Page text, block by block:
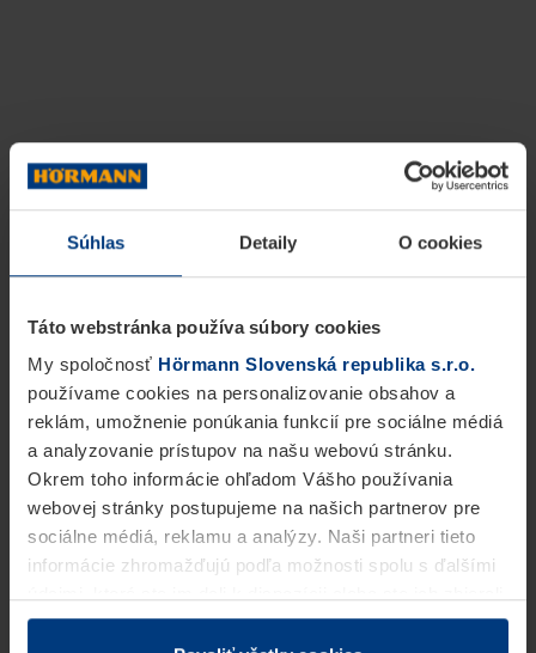
Súhlas Detaily O cookies
Táto webstránka používa súbory cookies
My spoločnosť Hörmann Slovenská republika s.r.o.
používame cookies na personalizovanie obsahov a
reklám, umožnenie ponúkania funkcií pre sociálne médiá
a analyzovanie prístupov na našu webovú stránku.
Okrem toho informácie ohľadom Vášho používania
webovej stránky postupujeme na našich partnerov pre
sociálne médiá, reklamu a analýzy. Naši partneri tieto
informácie zhromažďujú podľa možnosti spolu s ďalšími
v rámci Vášho využívania služieb.